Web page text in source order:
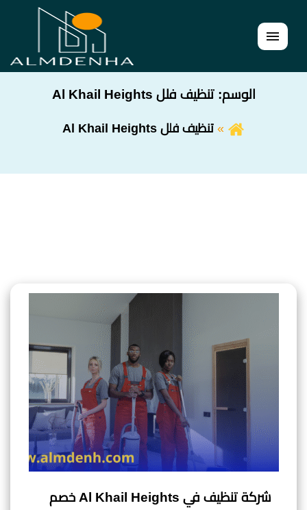
القائمة
الوسم:تنظيف فلل Al Khail Heights
تنظيف فلل Al Khail Heights
شركة تنظيف في Al Khail Heights خصم